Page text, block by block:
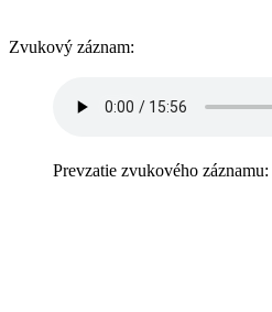
Zvukový záznam:
Prevzatie zvukového záznamu: